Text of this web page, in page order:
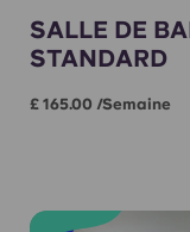
SALLE DE
STANDARD
£ 165.00 /semaine